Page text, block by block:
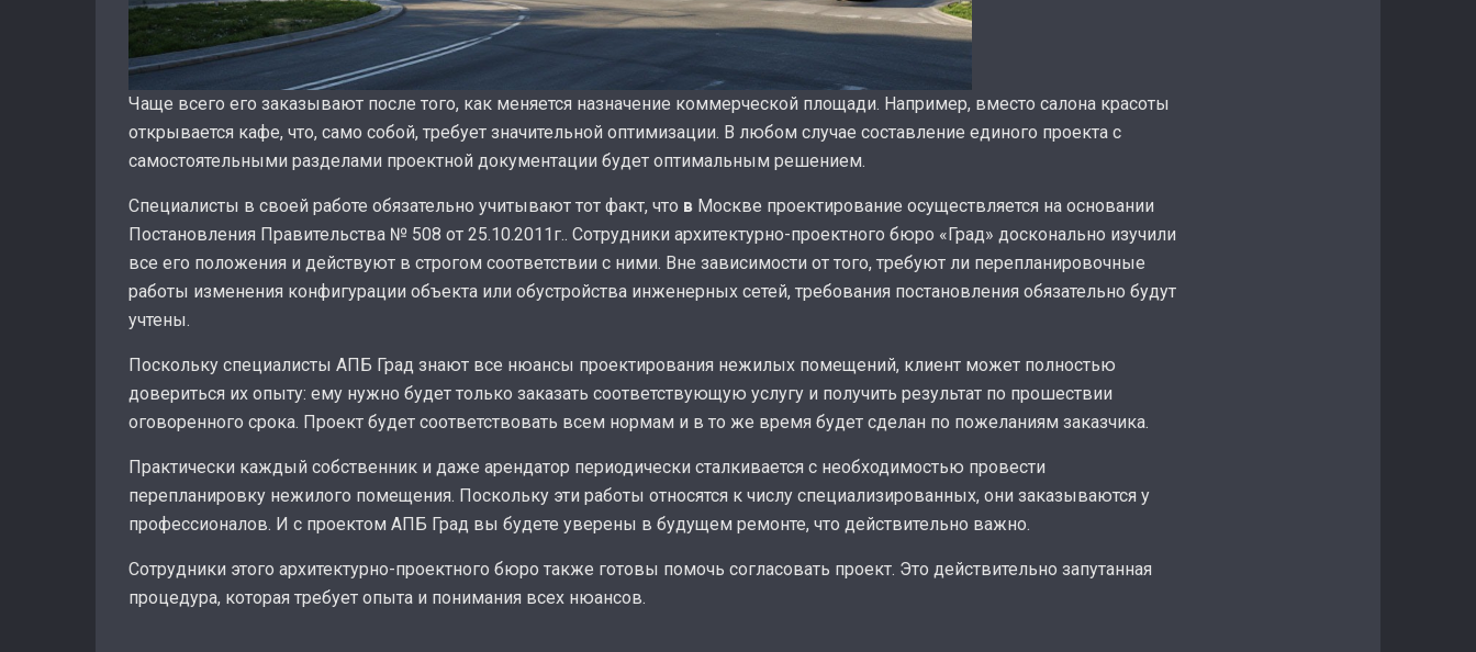
Чаще всего его заказывают после того, как меняется назначение коммерческой площади. Например, вместо салона красоты
открывается кафе, что, само собой, требует значительной оптимизации. В любом случае составление единого проекта с
самостоятельными разделами проектной документации будет оптимальным решением.
Специалисты в своей работе обязательно учитывают тот факт, что в Москве проектирование осуществляется на основании
Постановления Правительства № 508 от 25.10.2011г.. Сотрудники архитектурно-проектного бюро «Град» досконально изучили
все его положения и действуют в строгом соответствии с ними. Вне зависимости от того, требуют ли перепланировочные
работы изменения конфигурации объекта или обустройства инженерных сетей, требования постановления обязательно будут
учтены.
Поскольку специалисты АПБ Град знают все нюансы проектирования нежилых помещений, клиент может полностью
довериться их опыту: ему нужно будет только заказать соответствующую услугу и получить результат по прошествии
оговоренного срока. Проект будет соответствовать всем нормам и в то же время будет сделан по пожеланиям заказчика.
Практически каждый собственник и даже арендатор периодически сталкивается с необходимостью провести
перепланировку нежилого помещения. Поскольку эти работы относятся к числу специализированных, они заказываются у
профессионалов. И с проектом АПБ Град вы будете уверены в будущем ремонте, что действительно важно.
Сотрудники этого архитектурно-проектного бюро также готовы помочь согласовать проект. Это действительно запутанная
процедура, которая требует опыта и понимания всех нюансов.